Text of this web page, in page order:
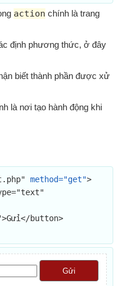
action chính là trang
định phương thức, ở đây
biết thành phần được xử
là nơi tạo hành động khi
method="get">
Gửi